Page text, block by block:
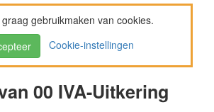
gebruikmaken van cookies.
Cookie-instellingen
00 IVA-Uitkering